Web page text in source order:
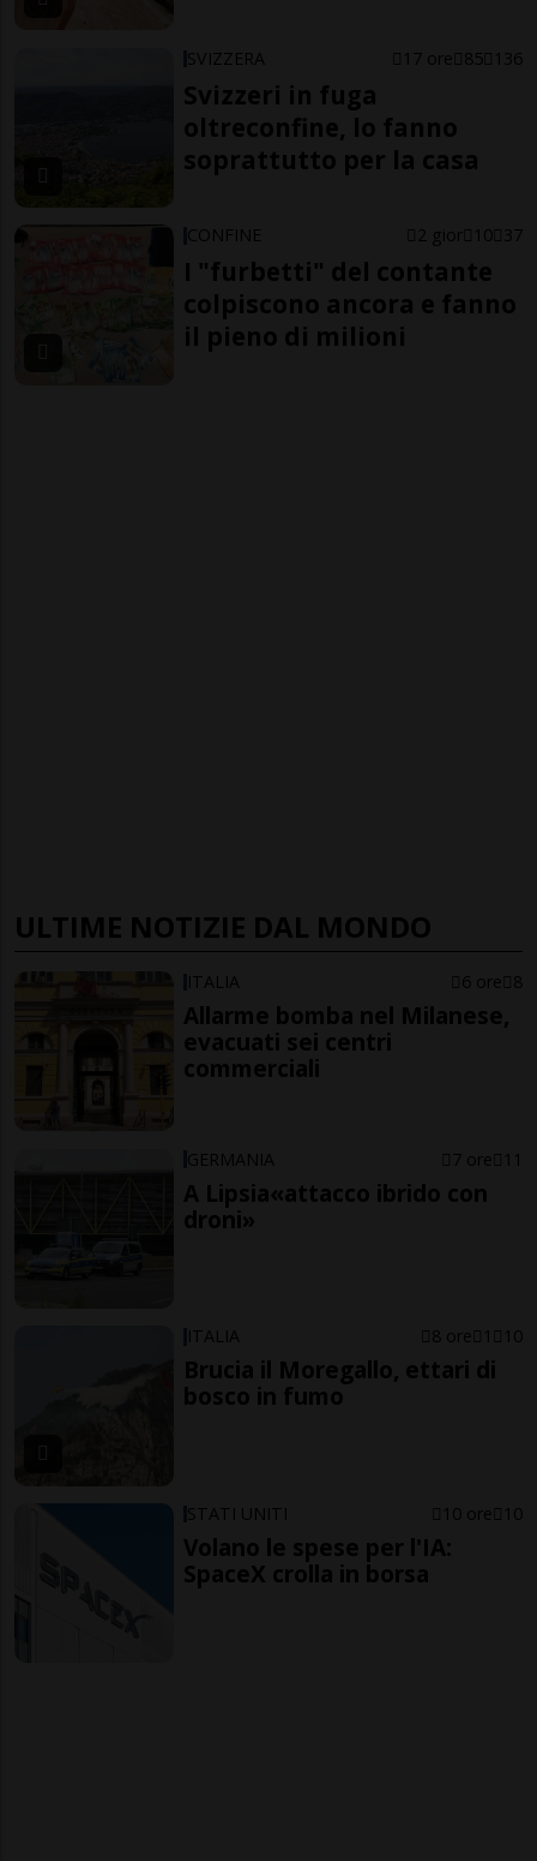
SVIZZERA 17 ore 85 136
Svizzeri in fuga
oltreconfine, lo fanno
soprattutto per la casa
CONFINE 2 gior 10 37
I "furbetti" del contante
colpiscono ancora e fanno
il pieno di milioni
ULTIME NOTIZIE DAL MONDO
ITALIA 6 ore 8
Allarme bomba nel Milanese,
evacuati sei centri
commerciali
GERMANIA 7 ore 11
A Lipsia«attacco ibrido con
droni»
ITALIA 8 ore 1 10
Brucia il Moregallo, ettari di
bosco in fumo
STATI UNITI 10 ore 10
Volano le spese per l'IA:
SpaceX crolla in borsa